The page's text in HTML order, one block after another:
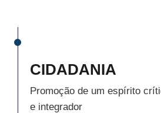
CIDADANIA
Promoção de um espírito
e integrador